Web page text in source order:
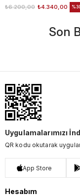
₺4.340,00
₺6.200,00
Son
Uygulamalarımızı
QR kodu okutarak
App Store
Hesabım